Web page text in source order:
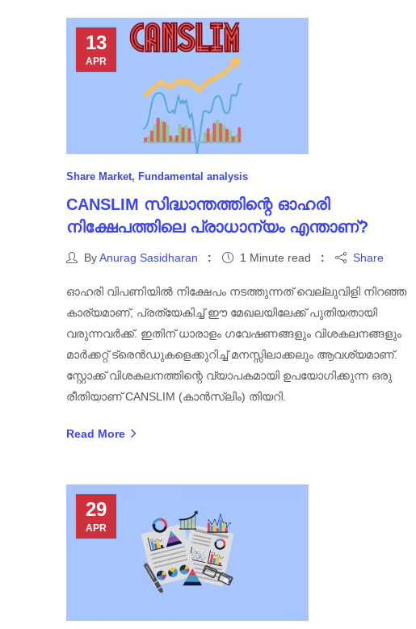
13
APR
Share Market, Fundamental analysis
CANSLIM സിദ്ധാന്തത്തിന്റെ ഓഹരി
നിക്ഷേപത്തിലെ പ്രാധാന്യം എന്താണ്?
ByAnurag Sasidharan 1 Minute read Share
ഓഹരി വിപണിയിൽ നിക്ഷേപം നടത്തുന്നത് വെല്ലുവിളി നിറഞ്ഞ
കാര്യമാണ്, പ്രത്യേകിച്ച് ഈ മേഖലയിലേക്ക് പുതിയതായി
വരുന്നവർക്ക്. ഇതിന് ധാരാളം ഗവേഷണങ്ങളും വിശകലനങ്ങളും
മാർക്കറ്റ് ട്രെൻഡുകളെക്കുറിച്ച് മനസ്സിലാക്കലും ആവശ്യമാണ്.
സ്റ്റോക്ക് വിശകലനത്തിന്റെ വ്യാപകമായി ഉപയോഗിക്കുന്ന ഒരു
രീതിയാണ് CANSLIM (കാൻസ്‌ലിം) തിയറി.
Read More
29
APR